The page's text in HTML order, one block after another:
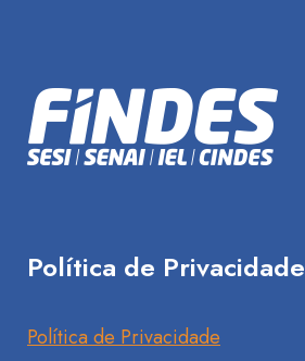
Política de Privacidade
Política de Privacidade